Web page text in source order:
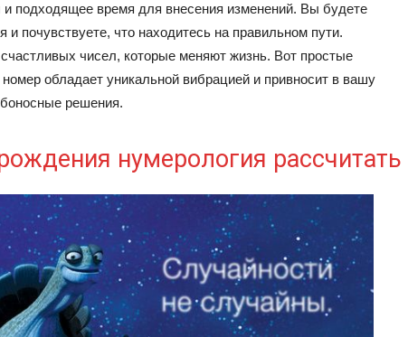
подходящее время для внесения изменений. Вы будете
и почувствуете, что находитесь на правильном пути.
чисел, которые меняют жизнь. Вот простые
обладает уникальной вибрацией и привносит в вашу
решения.
нумерология рассчитать